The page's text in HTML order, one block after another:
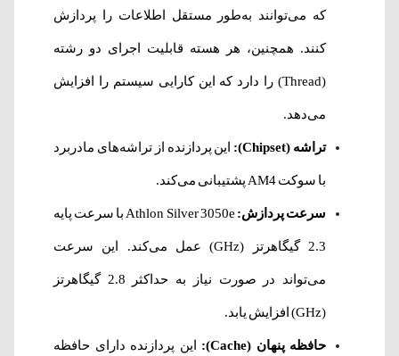
که می‌توانند به‌طور مستقل اطلاعات را پردازش
کنند. همچنین، هر هسته قابلیت اجرای دو رشته
(Thread) را دارد که این کارایی سیستم را افزایش
می‌دهد.
تراشه (Chipset): این پردازنده از تراشه‌های مادربرد
با سوکت AM4 پشتیبانی می‌کند.
سرعت پردازش: Athlon Silver 3050e با سرعت پایه
2.3 گیگاهرتز (GHz) عمل می‌کند. این سرعت
می‌تواند در صورت نیاز به حداکثر 2.8 گیگاهرتز
(GHz) افزایش یابد.
حافظه پنهان (Cache): این پردازنده دارای حافظه